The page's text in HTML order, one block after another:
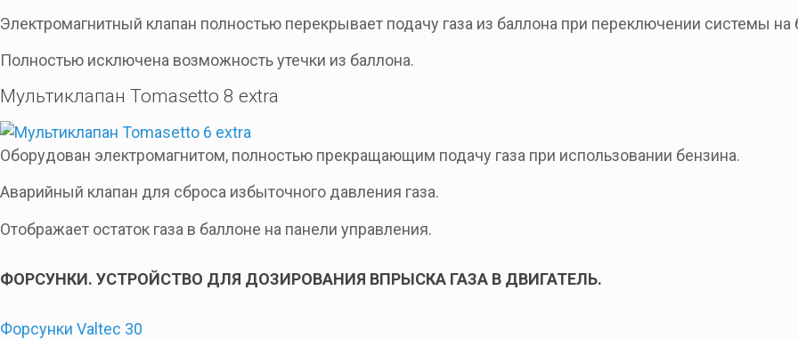
Электромагнитный клапан полностью перекрывает подачу газа из баллона при переключении системы на
Полностью исключена возможность утечки из баллона.
Мультиклапан Tomasetto 8 extra
Оборудован электромагнитом, полностью прекращающим подачу газа при использовании бензина.
Аварийный клапан для сброса избыточного давления газа.
Отображает остаток газа в баллоне на панели управления.
ФОРСУНКИ. УСТРОЙСТВО ДЛЯ ДОЗИРОВАНИЯ ВПРЫСКА ГАЗА В ДВИГАТЕЛЬ.
Форсунки Valtec 30